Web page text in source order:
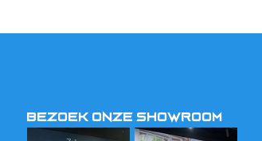
BEZOEK ONZE SHOWROOM